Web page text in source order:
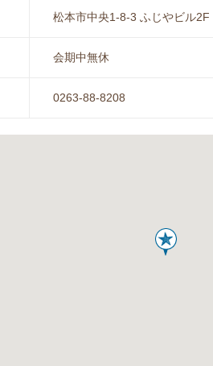
松本市中央1-8-3 ふじやビル2F
会期中無休
0263-88-8208